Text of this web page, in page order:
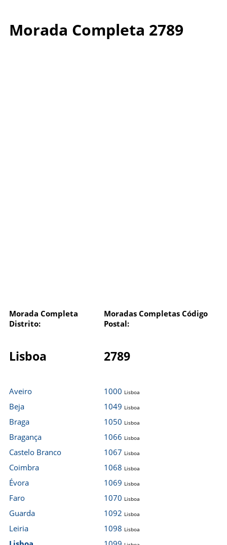
Morada Completa 2789
Morada Completa
Distrito:
Moradas Completas Código
Postal:
Lisboa 2789
Aveiro
Beja
Braga
Bragança
Castelo Branco
Coimbra
Évora
Faro
Guarda
Leiria
1000 Lisboa
1049 Lisboa
1050 Lisboa
1066 Lisboa
1067 Lisboa
1068 Lisboa
1069 Lisboa
1070 Lisboa
1092 Lisboa
1098 Lisboa